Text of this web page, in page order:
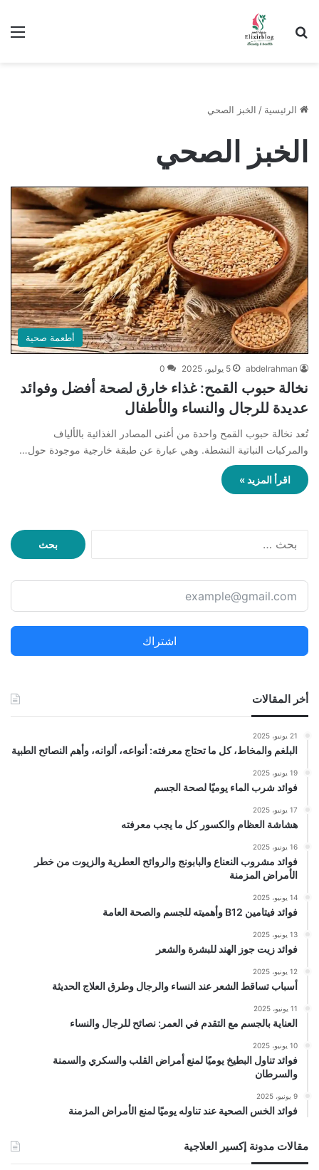
ابحث عن
الرئيسية / الخبز الصحي
الخبز الصحي
أطعمة صحية
abdelrahman 5 يوليو، 2025 0
نخالة حبوب القمح: غذاء خارق لصحة أفضل وفوائد
عديدة للرجال والنساء والأطفال
تُعد نخالة حبوب القمح واحدة من أغنى المصادر الغذائية بالألياف
والمركبات النباتية النشطة. وهي عبارة عن طبقة خارجية موجودة حول…
اقرأ المزيد »
ح
ع
ن
اشتراك
أخر المقالات
21 يونيو، 2025
البلغم والمخاط، كل ما تحتاج معرفته: أنواعه، ألوانه، وأهم النصائح الطبية
19 يونيو، 2025
فوائد شرب الماء يوميًا لصحة الجسم
17 يونيو، 2025
هشاشة العظام والكسور كل ما يجب معرفته
16 يونيو، 2025
فوائد مشروب النعناع والبابونج والروائح العطرية والزيوت من خطر
الأمراض المزمنة
14 يونيو، 2025
فوائد فيتامين B12 وأهميته للجسم والصحة العامة
13 يونيو، 2025
فوائد زيت جوز الهند للبشرة والشعر
12 يونيو، 2025
أسباب تساقط الشعر عند النساء والرجال وطرق العلاج الحديثة
11 يونيو، 2025
العناية بالجسم مع التقدم في العمر: نصائح للرجال والنساء
10 يونيو، 2025
فوائد تناول البطيخ يوميًا لمنع أمراض القلب والسكري والسمنة
والسرطان
9 يونيو، 2025
فوائد الخس الصحية عند تناوله يوميًا لمنع الأمراض المزمنة
مقالات مدونة إكسير العلاجية